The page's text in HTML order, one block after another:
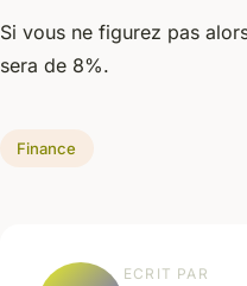
Si vous ne figurez pas
sera de 8%.
Finance
ECRIT PAR